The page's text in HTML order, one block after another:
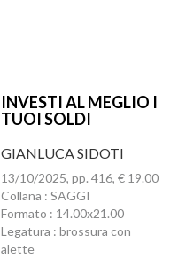
INVESTI AL MEGLIO I
TUOI SOLDI
GIANLUCA SIDOTI
13/10/2025, pp. 416, € 19.00
Collana : SAGGI
Formato : 14.00x21.00
Legatura : brossura con
alette